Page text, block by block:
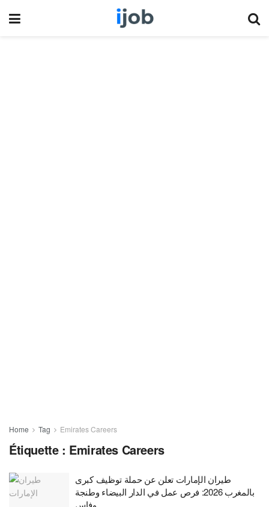
Home Tag Emirates Careers
Étiquette : Emirates Careers
طيران الإمارات تعلن عن حملة توظيف كبرى
بالمغرب 2026: فرص عمل في الدار البيضاء وطنجة
وفاس